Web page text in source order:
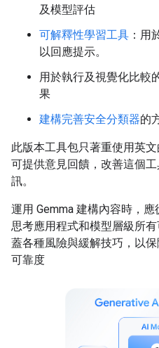
及模型評估
可解釋性學習工具 ：用
以回應提示。
用於執行及視覺化比較
果
建構完善安全分類器的
此版本工具包只著重使用英
可提供意見回饋，改善這個
訊。
運用 Gemma 建構內容時，
思考應用程式和模型層級所
蓋各種風險與緩解技巧，以
可靠度